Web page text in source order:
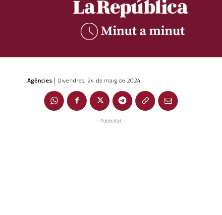
Agències | Divendres, 24 de maig de 2024
- Publicitat -